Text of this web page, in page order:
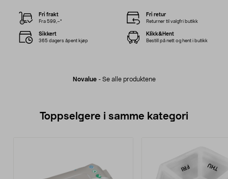
Novalue- Se alle produktene
Fri frakt
Fra 599,–*
Fri retur
Returner til valgfri butikk
Sikkert
365 dagers åpent kjøp
Klikk&Hent
Bestill på nett og hent i butikk
Toppselgere i samme kategori